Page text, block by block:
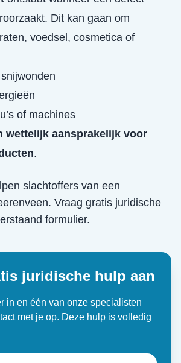
Dit kan gaan om
voedsel, cosmetica of
of machines
wettelijk aansprakelijk voor
.
slachtoffers van een
. Vraag gratis juridische
formulier.
juridische hulp aan
in en één van onze specialisten
met je op. Deze hulp is volledig